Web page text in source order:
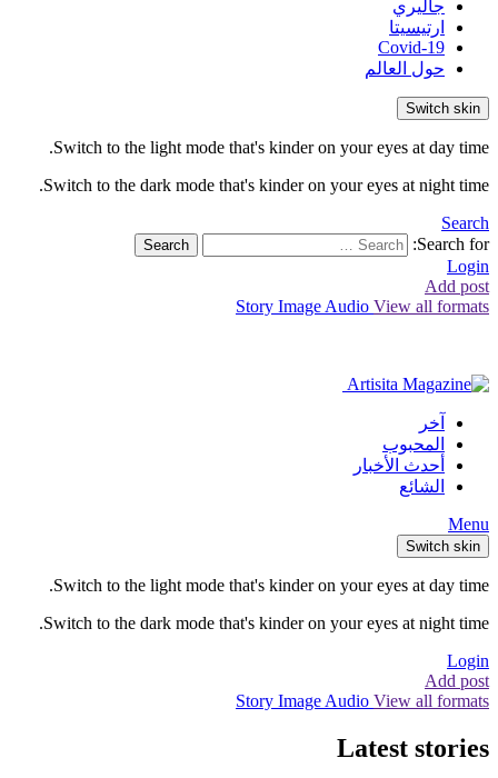
جاليري
ارتيسيتا
Covid-19
حول العالم
Switch skin
Switch to the light mode that's kinder on your eyes at day time.
Switch to the dark mode that's kinder on your eyes at night time.
Search
Search for:
Search
Login
Add post
Story Image Audio View all formats
آخر
المحبوب
أحدث الأخبار
الشائع
Menu
Switch skin
Switch to the light mode that's kinder on your eyes at day time.
Switch to the dark mode that's kinder on your eyes at night time.
Login
Add post
Story Image Audio View all formats
Latest stories